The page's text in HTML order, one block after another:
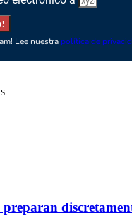
Lee nuestra política de
preparan